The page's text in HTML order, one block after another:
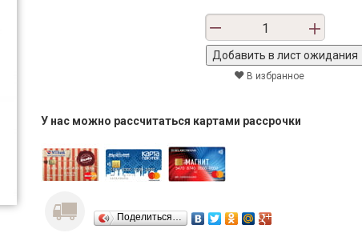
В избранное
У нас можно рассчитаться картами рассрочки
Поделиться…